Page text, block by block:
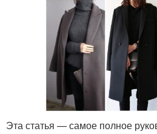
Эта статья — самое полное